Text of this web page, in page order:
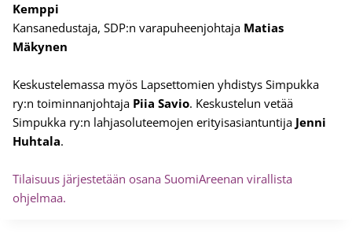
Kemppi
Kansanedustaja, SDP:n varapuheenjohtaja Matias
Mäkynen
Keskustelemassa myös Lapsettomien yhdistys Simpukka
ry:n toiminnanjohtaja Piia Savio. Keskustelun vetää
Simpukka ry:n lahjasoluteemojen erityisasiantuntija Jenni
Huhtala.
Tilaisuus järjestetään osana SuomiAreenan virallista
ohjelmaa.